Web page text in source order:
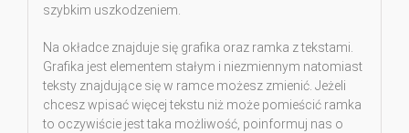
szybkim uszkodzeniem.
Na okładce znajduje się grafika oraz ramka z tekstami.
Grafika jest elementem stałym i niezmiennym natomiast
teksty znajdujące się w ramce możesz zmienić. Jeżeli
chcesz wpisać więcej tekstu niż może pomieścić ramka
to oczywiście jest taka możliwość, poinformuj nas o